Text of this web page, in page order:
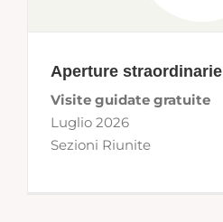
Aperture straordinarie
Visite guidate gratuite
Luglio 2026
Sezioni Riunite